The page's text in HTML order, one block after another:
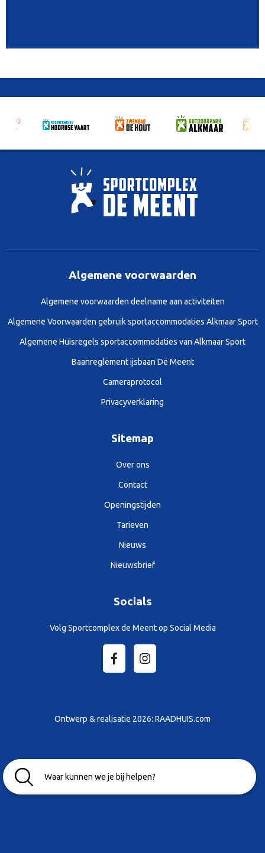
Algemene voorwaarden
Algemene voorwaarden deelname aan activiteiten
Algemene Voorwaarden gebruik sportaccommodaties Alkmaar Sport
Algemene Huisregels sportaccommodaties van Alkmaar Sport
Baanreglement ijsbaan De Meent
Cameraprotocol
Privacyverklaring
Sitemap
Over ons
Contact
Openingstijden
Tarieven
Nieuws
Nieuwsbrief
Socials
Volg Sportcomplex de Meent op Social Media
Ontwerp & realisatie 2026: RAADHUIS.com